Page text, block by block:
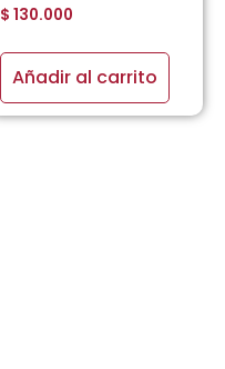
$ 130.000
Añadir al carrito